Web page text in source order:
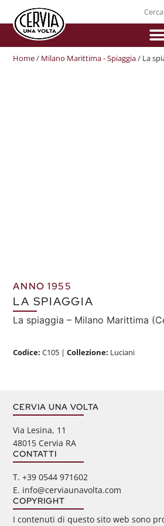
Home/ Milano Marittima - Spiaggia/ La
ANNO 1955
LA SPIAGGIA
La spiaggia – Milano Marittima
Codice:C105 |Collezione: Luciani
CERVIA UNA VOLTA
Via Lesina, 11
48015 Cervia RA
CONTATTI
‭T. +39 0544 971602
E. info@cerviaunavolta.com
COPYRIGHT
I contenuti di questo sito web sono